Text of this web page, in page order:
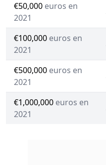
€50,000 euros en
2021
€100,000 euros en
2021
€500,000 euros en
2021
€1,000,000 euros en
2021